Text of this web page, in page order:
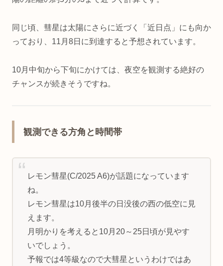
同じ頃、彗星は太陽にさらに近づく「近日点」にも向か
っており、11月8日に到達すると予想されています。
10月中旬から下旬にかけては、夜空を観測する絶好の
チャンスが続きそうですね。
観測できる方角と時間帯
レモン彗星(C/2025 A6)が話題になっています
ね。
レモン彗星は10月後半の日没後の西の低空に見
えます。
月明かりを考えると10月20～25日頃が見やす
いでしょう。
予報では4等級なので大彗星というわけではあ